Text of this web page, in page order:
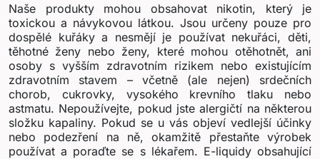
Naše produkty mohou obsahovat nikotin, který je
toxickou a návykovou látkou. Jsou určeny pouze pro
dospělé kuřáky a nesmějí je používat nekuřáci, děti,
těhotné ženy nebo ženy, které mohou otěhotnět, ani
osoby s vyšším zdravotním rizikem nebo existujícím
zdravotním stavem – včetně (ale nejen) srdečních
chorob, cukrovky, vysokého krevního tlaku nebo
astmatu. Nepoužívejte, pokud jste alergičtí na některou
složku kapaliny. Pokud se u vás objeví vedlejší účinky
nebo podezření na ně, okamžitě přestaňte výrobek
používat a poraďte se s lékařem. E-liquidy obsahující